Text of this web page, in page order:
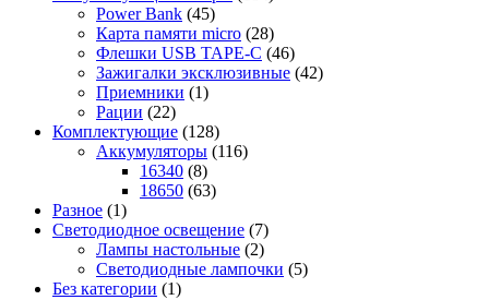
Power Bank (45)
Карта памяти micro (28)
Флешки USB TAPE-C (46)
Зажигалки эксклюзивные (42)
Приемники (1)
Рации (22)
Комплектующие (128)
Аккумуляторы (116)
16340 (8)
18650 (63)
Разное (1)
Светодиодное освещение (7)
Лампы настольные (2)
Светодиодные лампочки (5)
Без категории (1)